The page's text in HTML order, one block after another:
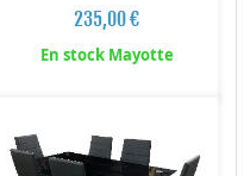
235,00 €
En stock Mayotte